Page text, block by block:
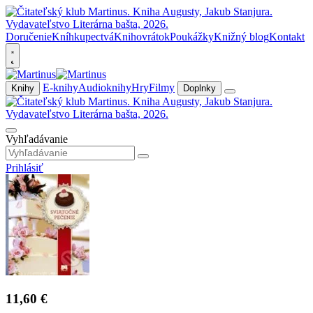
DoručenieKníhkupectváKnihovrátokPoukážkyKnižný blogKontakt
Knihy E-knihyAudioknihyHryFilmy Doplnky
Vyhľadávanie
Prihlásiť
11,60 €